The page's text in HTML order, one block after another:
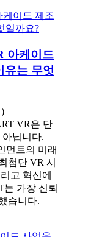
아케이드
유는 무엇
VR은 단
닙니다.
먼트의 미래
첨단 VR 시
고 혁신에
가장 신뢰
습니다.